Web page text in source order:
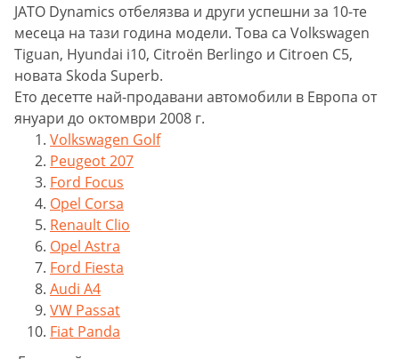
JATO Dynamics отбелязва и други успешни за 10-те
месеца на тази година модели. Това са Volkswagen
Tiguan, Hyundai i10, Citroën Berlingo и Citroen C5,
новата Skoda Superb.
Eто десетте най-продавани автомобили в Европа от
януари до октомври 2008 г.
Volkswagen Golf
Peugeot 207
Ford Focus
Opel Corsa
Renault Clio
Opel Astra
Ford Fiesta
Audi A4
VW Passat
Fiat Panda